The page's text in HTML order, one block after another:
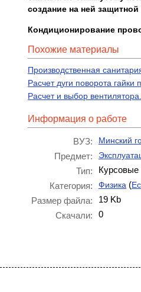
создание на ней
Кондиционирование
Похожие материалы
Производственная
Расчет дуги поворота
Расчет и выбор
Информация о работе
ВУЗ: Минский
Предмет:
Тип:
Курсовые
Категория:
Физика (
Размер файла:
19 Kb
Скачали:
0